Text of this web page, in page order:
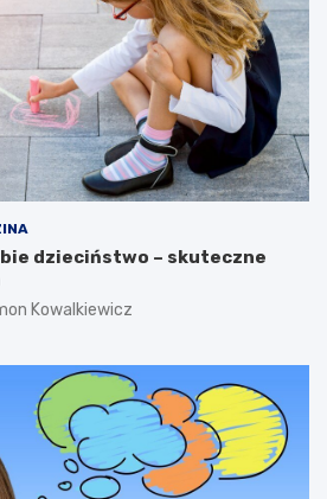
dzieciństwo – skuteczne
Kowalkiewicz